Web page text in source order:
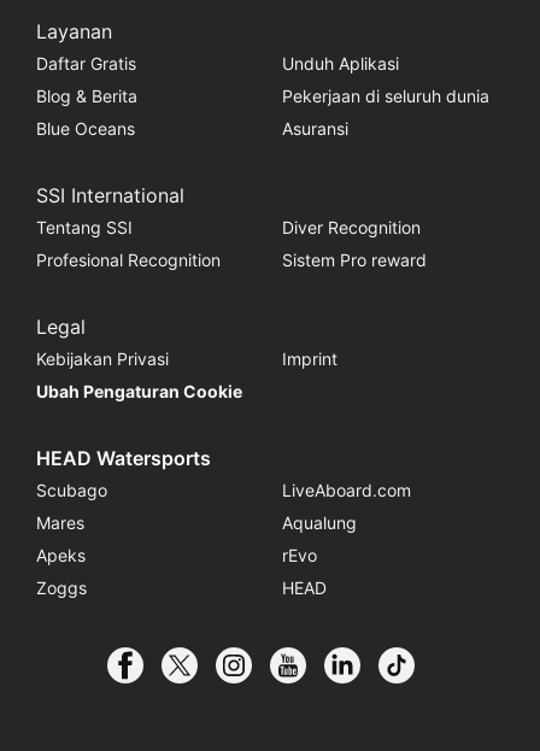
Layanan
Daftar Gratis
Unduh Aplikasi
Blog & Berita
Pekerjaan di seluruh dunia
Blue Oceans
Asuransi
SSI International
Tentang SSI
Diver Recognition
Profesional Recognition
Sistem Pro reward
Legal
Kebijakan Privasi
Imprint
Ubah Pengaturan Cookie
HEAD Watersports
Scubago
LiveAboard.com
Mares
Aqualung
Apeks
rEvo
Zoggs
HEAD